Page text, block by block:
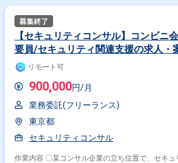
【セキュリティコンサル】コンビニ
要員/セキュリティ関連支援の求人・
リモート可
900,000円/月
業務委託(フリーランス)
東京都
セキュリティコンサル
作業内容 〇某コンサル企業の立ち位置で、セキ